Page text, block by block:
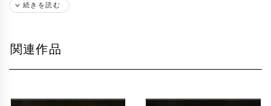
続きを読む
関連作品